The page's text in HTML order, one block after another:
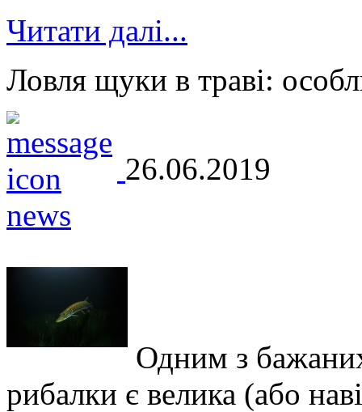
Читати далі...
Ловля щуки в траві:
26.06.2019
Одним з
рибалки є велика (або